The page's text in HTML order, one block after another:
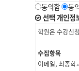
재직자 교육
위 수집항목 포
개인정보 수집
홈페이지(수강신
동의함
동
선택 개인정
학원은 수강신
수집항목
이메일, 최종학